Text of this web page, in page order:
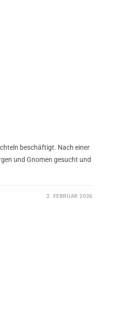
beschäftigt. Nach einer
und Gnomen gesucht und
2. FEBRUAR 2026